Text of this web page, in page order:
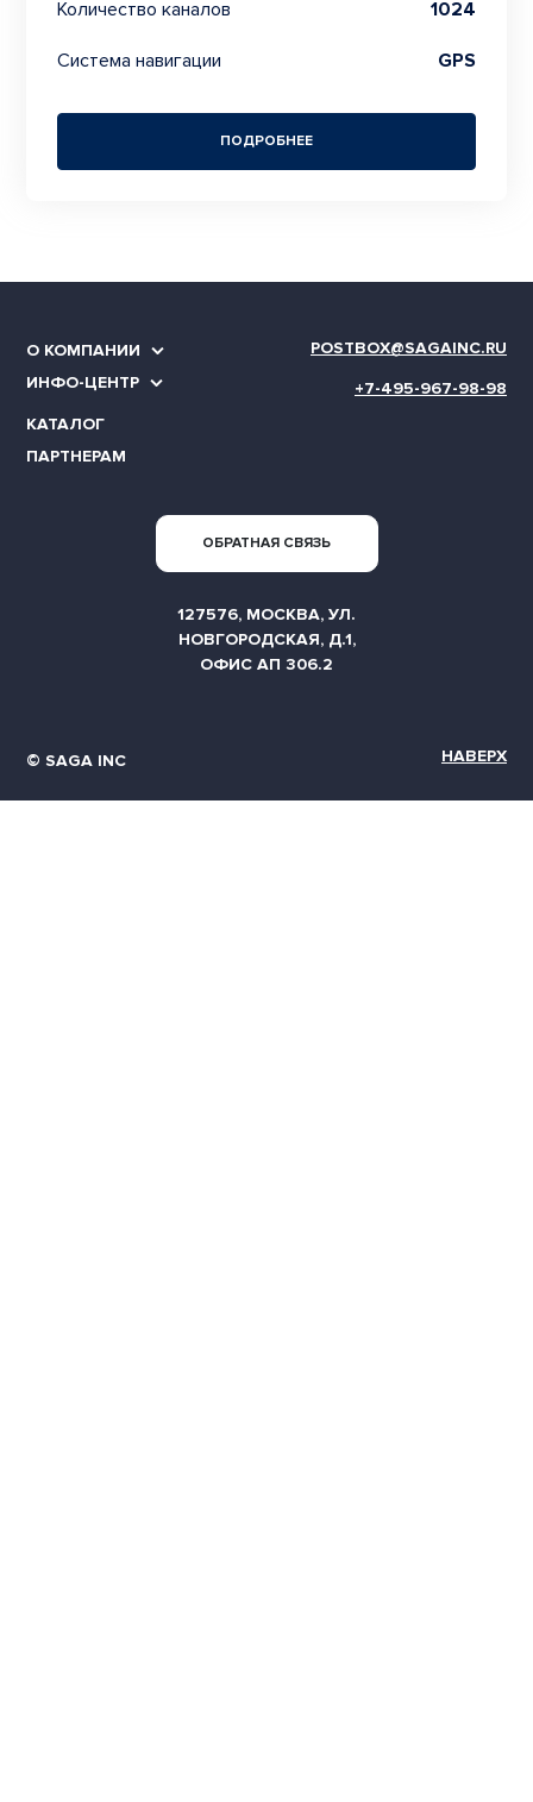
Количество каналов 1024
Система навигации GPS
ПОДРОБНЕЕ
О КОМПАНИИ
ИНФО-ЦЕНТР
КАТАЛОГ
ПАРТНЕРАМ
POSTBOX@SAGAINC.RU
+7-495-967-98-98
ОБРАТНАЯ СВЯЗЬ
127576, МОСКВА, УЛ.
НОВГОРОДСКАЯ, Д.1,
ОФИС АП 306.2
© SAGA INC НАВЕРХ